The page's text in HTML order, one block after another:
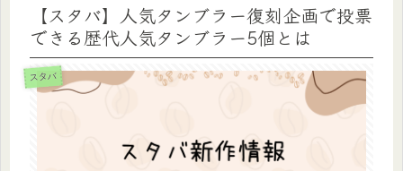
【スタバ】人気タンブラー復刻企画で投票
できる歴代人気タンブラー5個とは
スタバ